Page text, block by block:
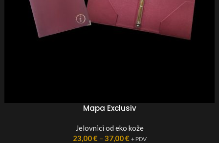
Mapa Exclusiv
Jelovnici od eko kože
23,00€ – 37,00€ + PDV